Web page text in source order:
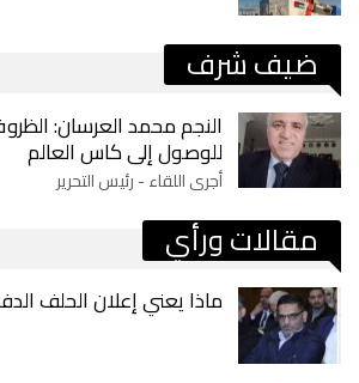
ضيف شرف
النجم محمد العرسان:
للوصول إلى كاس العالم
أجرى اللقاء - رئيس التحرير
مقالات ورأي
ماذا يعني إعلان الحلف